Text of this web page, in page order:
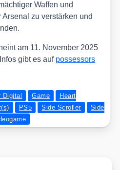
Waf­fen und
zu ver­stär­ken und
am 11. Novem­ber 2025
gibt es auf pos​ses​sors​
Digital Game
Heart
PS5 Side Scroller
Side